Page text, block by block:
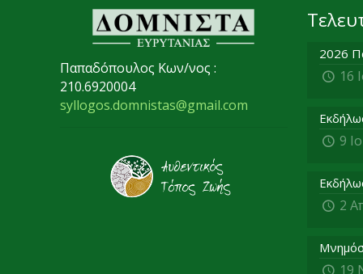
Παπαδόπουλος Κων/νος :
210.6920004
syllogos.domnistas@gmail.com
2026
16
9
2
19